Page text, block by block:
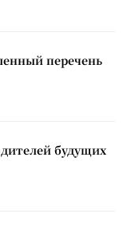
перечень
будущих